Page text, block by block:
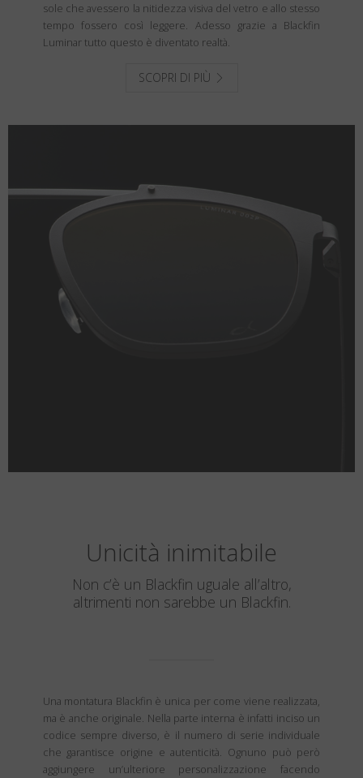
sole che avessero la nitidezza visiva del vetro e allo stesso
tempo fossero così leggere. Adesso grazie a Blackfin
Luminar tutto questo è diventato realtà.
SCOPRI DI PIÙ
Unicità inimitabile
Non c’è un Blackfin uguale all’altro,
altrimenti non sarebbe un Blackfin.
Una montatura Blackfin è unica per come viene realizzata,
ma è anche originale. Nella parte interna è infatti inciso un
codice sempre diverso, è il numero di serie individuale
che garantisce origine e autenticità. Ognuno può però
aggiungere un’ulteriore personalizzazione facendo